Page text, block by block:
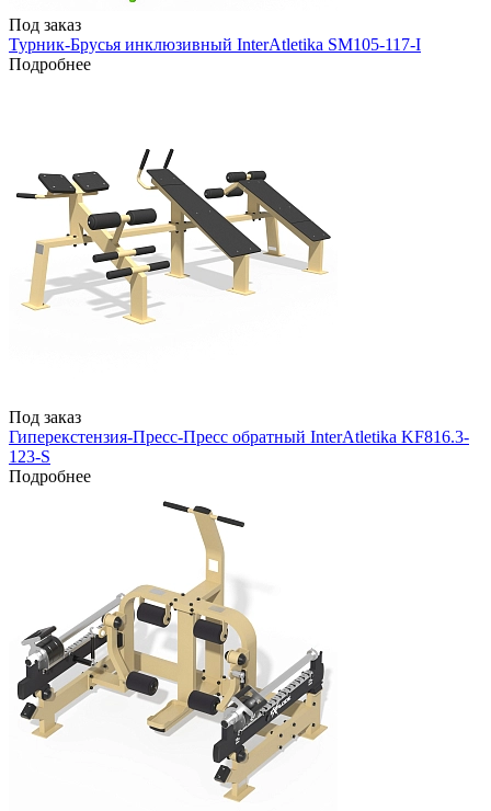
Под заказ
Турник-Брусья инклюзивный InterAtletika SM105-117-I
Подробнее
Под заказ
Гиперекстензия-Пресс-Пресс обратный InterAtletika KF816.3-
123-S
Подробнее